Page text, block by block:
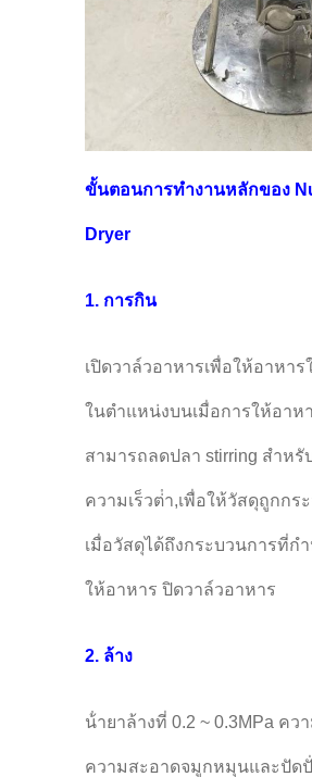
ขั้นตอนการทํางานหลักของ
Dryer
1. การกิน
เปิดวาล์วอาหารเพื่อให้อาหา
ในตําแหน่งบนเมื่อการให้อาห
สามารถลดปลา stirring สําหรั
ความเร็วต่ํา,เพื่อให้วัสดุถูกกร
เมื่อวัสดุได้ถึงกระบวนการที่กํ
ให้อาหาร ปิดวาล์วอาหาร
2. ล้าง
น้ํายาล้างที่ 0.2 ~ 0.3MPa คว
ความสะอาดจมูกหมุนและปัด